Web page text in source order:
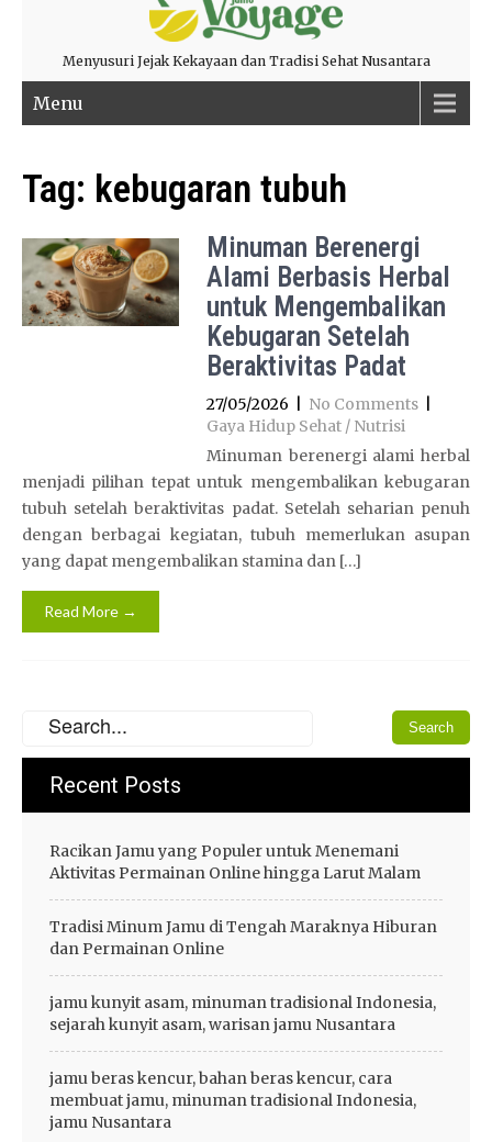
Menyusuri Jejak Kekayaan dan Tradisi Sehat Nusantara
Menu
Tag: kebugaran tubuh
Minuman Berenergi
Alami Berbasis Herbal
untuk Mengembalikan
Kebugaran Setelah
Beraktivitas Padat
27/05/2026 No Comments
Gaya Hidup Sehat / Nutrisi
Minuman berenergi alami herbal
menjadi pilihan tepat untuk mengembalikan kebugaran
tubuh setelah beraktivitas padat. Setelah seharian penuh
dengan berbagai kegiatan, tubuh memerlukan asupan
yang dapat mengembalikan stamina dan […]
Read More →
Recent Posts
Racikan Jamu yang Populer untuk Menemani
Aktivitas Permainan Online hingga Larut Malam
Tradisi Minum Jamu di Tengah Maraknya Hiburan
dan Permainan Online
jamu kunyit asam, minuman tradisional Indonesia,
sejarah kunyit asam, warisan jamu Nusantara
jamu beras kencur, bahan beras kencur, cara
membuat jamu, minuman tradisional Indonesia,
jamu Nusantara